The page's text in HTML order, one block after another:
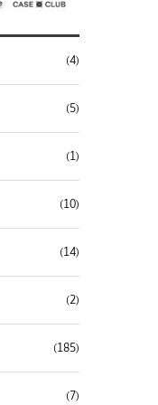
(4)
(5)
(1)
(10)
(14)
(2)
(185)
(7)